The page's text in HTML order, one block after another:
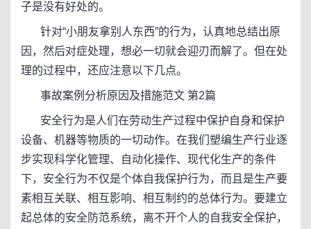
子是没有好处的。
针对“小朋友拿别人东西”的行为，认真地总结出原
因，然后对症处理，想必一切就会迎刃而解了。但在处
理的过程中，还应注意以下几点。
事故案例分析原因及措施范文 第2篇
安全行为是人们在劳动生产过程中保护自身和保护
设备、机器等物质的一切动作。在我们塑编生产行业逐
步实现科学化管理、自动化操作、现代化生产的条件
下，安全行为不仅是个体自我保护行为，而且是生产要
素相互关联、相互影响、相互制约的总体行为。要建立
起总体的安全防范系统，离不开个人的自我安全保护，